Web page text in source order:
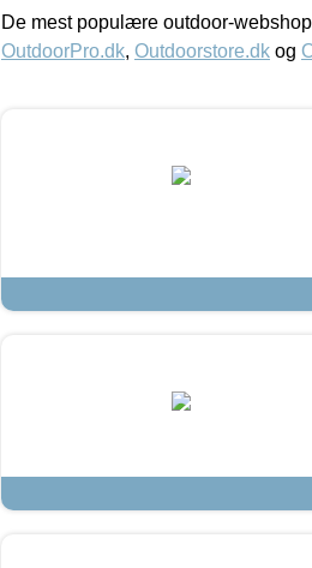
De mest populære outdoor-
OutdoorPro.dk, Outdoorstore.dk og